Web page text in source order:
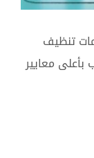
تنظيف
بأعلى معايير